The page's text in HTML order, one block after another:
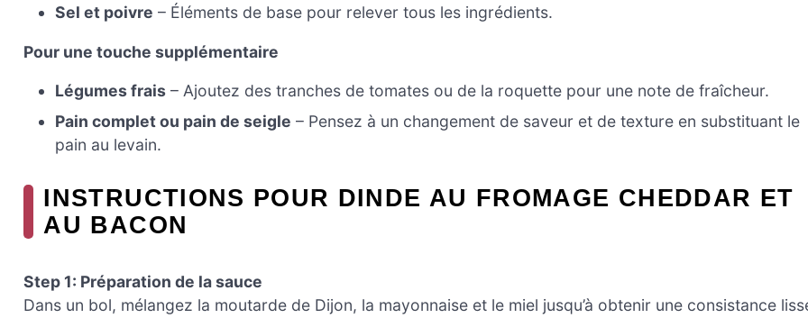
Sel et poivre – Éléments de base pour relever tous les ingrédients.
Pour une touche supplémentaire
Légumes frais – Ajoutez des tranches de tomates ou de la roquette pour une note de fraîcheur.
Pain complet ou pain de seigle – Pensez à un changement de saveur et de texture en substituant le
pain au levain.
INSTRUCTIONS POUR DINDE AU FROMAGE CHEDDAR ET
AU BACON
Step 1: Préparation de la sauce
Dans un bol, mélangez la moutarde de Dijon, la mayonnaise et le miel jusqu’à obtenir une consistance